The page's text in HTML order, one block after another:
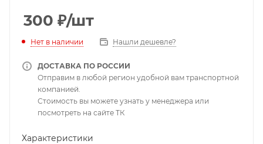
300 ₽/шт
Нет в наличии Нашли дешевле?
ДОСТАВКА ПО РОССИИ
Отправим в любой регион удобной вам транспортной
компанией.
Стоимость вы можете узнать у менеджера или
посмотреть на сайте ТК
Характеристики